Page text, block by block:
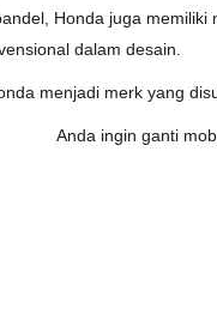
Honda juga
dalam desain.
menjadi merk yang
Anda ingin ganti